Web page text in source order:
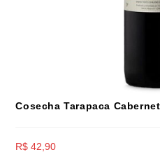
Cosecha Tarapaca
R$ 42,90